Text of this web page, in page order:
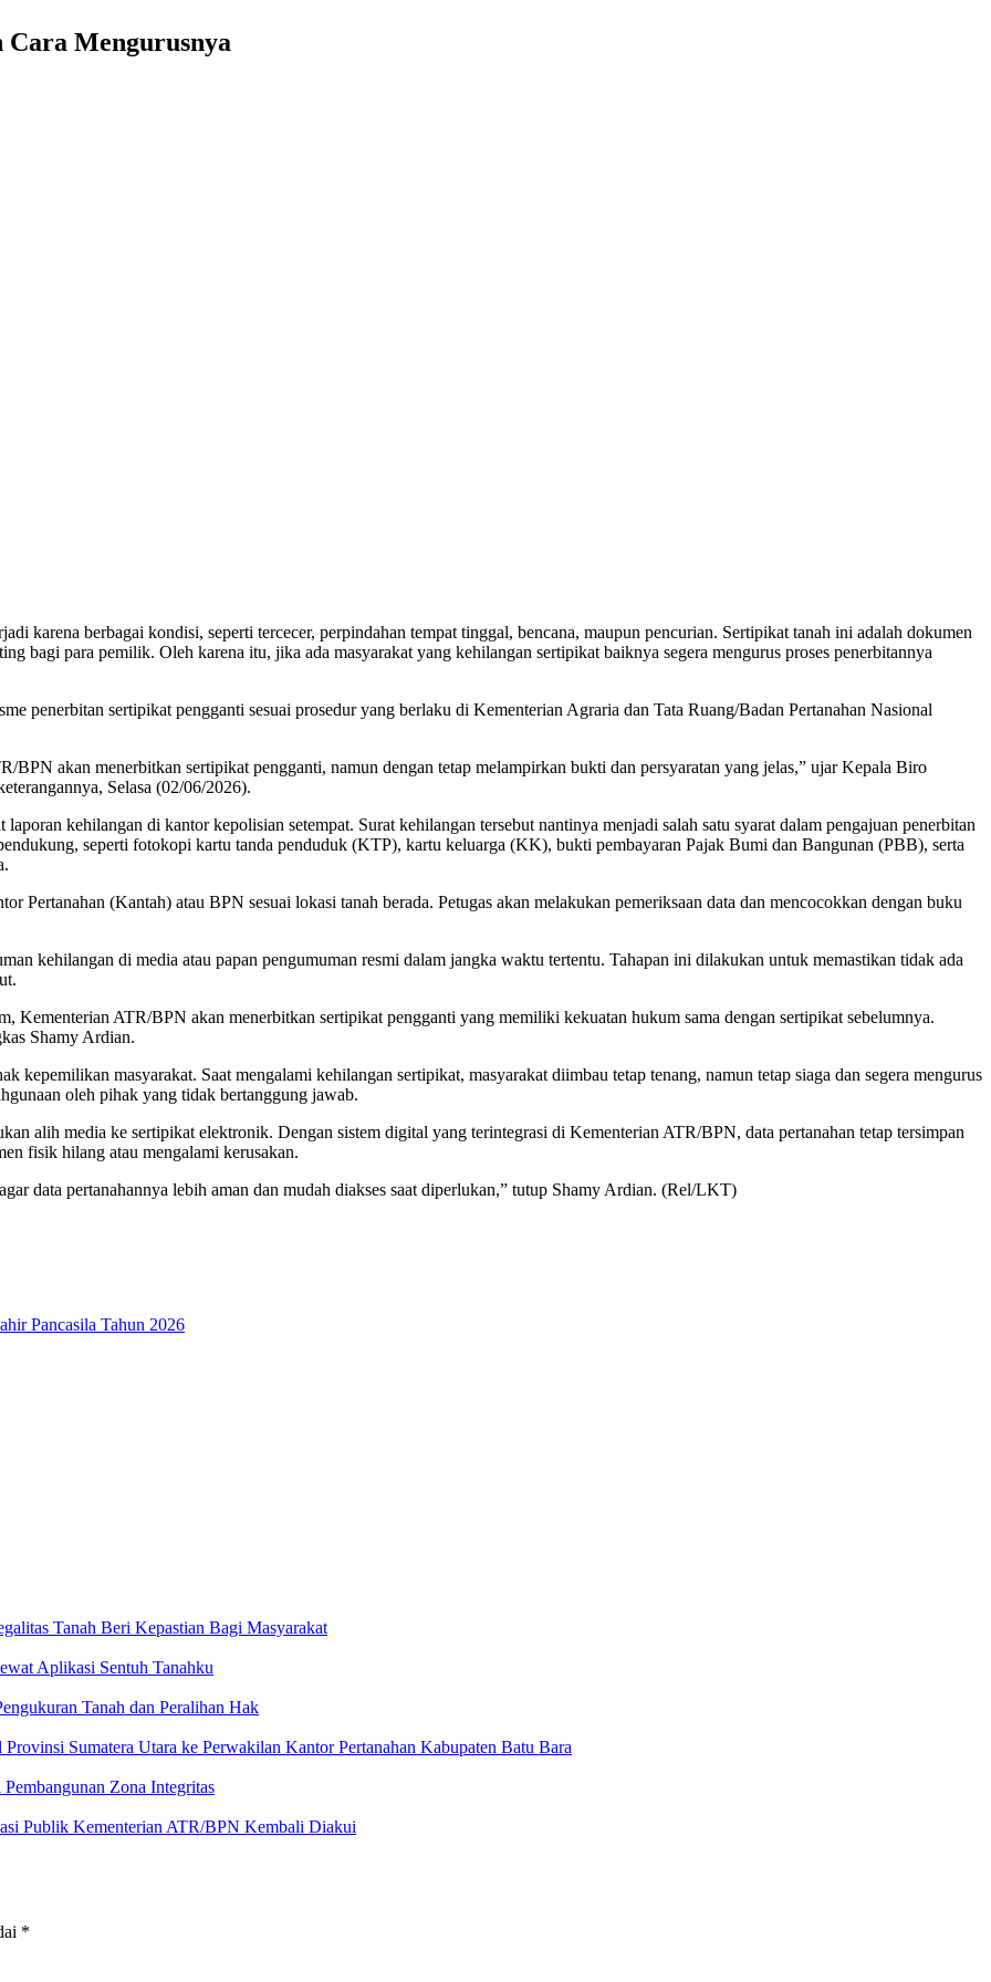
Mengurusnya
karena berbagai kondisi, seperti tercecer, perpindahan tempat tinggal, bencana, maupun pencurian. Sertipikat tanah ini adalah dokumen
bagi para pemilik. Oleh karena itu, jika ada masyarakat yang kehilangan sertipikat baiknya segera mengurus proses penerbitannya
penerbitan sertipikat pengganti sesuai prosedur yang berlaku di Kementerian Agraria dan Tata Ruang/Badan Pertanahan Nasional
akan menerbitkan sertipikat pengganti, namun dengan tetap melampirkan bukti dan persyaratan yang jelas,” ujar Kepala Biro
Selasa (02/06/2026).
kehilangan di kantor kepolisian setempat. Surat kehilangan tersebut nantinya menjadi salah satu syarat dalam pengajuan penerbitan
seperti fotokopi kartu tanda penduduk (KTP), kartu keluarga (KK), bukti pembayaran Pajak Bumi dan Bangunan (PBB), serta
Pertanahan (Kantah) atau BPN sesuai lokasi tanah berada. Petugas akan melakukan pemeriksaan data dan mencocokkan dengan buku
kehilangan di media atau papan pengumuman resmi dalam jangka waktu tertentu. Tahapan ini dilakukan untuk memastikan tidak ada
Kementerian ATR/BPN akan menerbitkan sertipikat pengganti yang memiliki kekuatan hukum sama dengan sertipikat sebelumnya.
Shamy Ardian.
kepemilikan masyarakat. Saat mengalami kehilangan sertipikat, masyarakat diimbau tetap tenang, namun tetap siaga dan segera mengurus
oleh pihak yang tidak bertanggung jawab.
alih media ke sertipikat elektronik. Dengan sistem digital yang terintegrasi di Kementerian ATR/BPN, data pertanahan tetap tersimpan
fisik hilang atau mengalami kerusakan.
data pertanahannya lebih aman dan mudah diakses saat diperlukan,” tutup Shamy Ardian. (Rel/LKT)
Pancasila Tahun 2026
Tanah Beri Kepastian Bagi Masyarakat
Aplikasi Sentuh Tanahku
Tanah dan Peralihan Hak
Sumatera Utara ke Perwakilan Kantor Pertanahan Kabupaten Batu Bara
Zona Integritas
Publik Kementerian ATR/BPN Kembali Diakui
*